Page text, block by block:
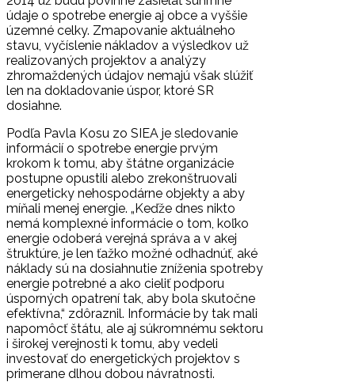
údaje o spotrebe energie aj obce a vyššie
územné celky. Zmapovanie aktuálneho
stavu, vyčíslenie nákladov a výsledkov už
realizovaných projektov a analýzy
zhromaždených údajov nemajú však slúžiť
len na dokladovanie úspor, ktoré SR
dosiahne.
Podľa Pavla Kosu zo SIEA je sledovanie
informácií o spotrebe energie prvým
krokom k tomu, aby štátne organizácie
postupne opustili alebo zrekonštruovali
energeticky nehospodárne objekty a aby
míňali menej energie. „Keďže dnes nikto
nemá komplexné informácie o tom, koľko
energie odoberá verejná správa a v akej
štruktúre, je len ťažko možné odhadnúť, aké
náklady sú na dosiahnutie zníženia spotreby
energie potrebné a ako cieliť podporu
úsporných opatrení tak, aby bola skutočne
efektívna,“ zdôraznil. Informácie by tak mali
napomôcť štátu, ale aj súkromnému sektoru
i širokej verejnosti k tomu, aby vedeli
investovať do energetických projektov s
primerane dlhou dobou návratnosti.